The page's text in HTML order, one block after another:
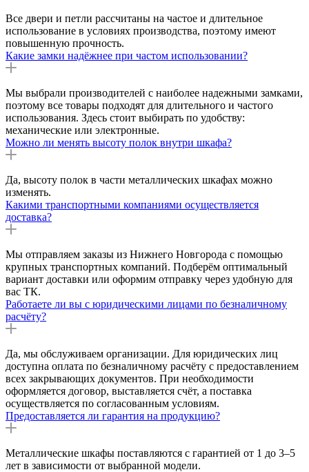
Все двери и петли рассчитаны на частое и длительное
использование в условиях производства, поэтому имеют
повышенную прочность.
Какие замки надёжнее при частом использовании?
Мы выбрали производителей с наиболее надежными замками,
поэтому все товары подходят для длительного и частого
использования. Здесь стоит выбирать по удобству:
механические или электронные.
Можно ли менять высоту полок внутри шкафа?
Да, высоту полок в части металлических шкафах можно
изменять.
Какими транспортными компаниями осуществляется
доставка?
Мы отправляем заказы из Нижнего Новгорода с помощью
крупных транспортных компаний. Подберём оптимальный
вариант доставки или оформим отправку через удобную для
вас ТК.
Работаете ли вы с юридическими лицами по безналичному
расчёту?
Да, мы обслуживаем организации. Для юридических лиц
доступна оплата по безналичному расчёту с предоставлением
всех закрывающих документов. При необходимости
оформляется договор, выставляется счёт, а поставка
осуществляется по согласованным условиям.
Предоставляется ли гарантия на продукцию?
Металлические шкафы поставляются с гарантией от 1 до 3–5
лет в зависимости от выбранной модели.